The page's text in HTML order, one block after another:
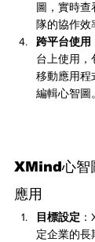
圖，實時查
隊的協作效
跨平台使用
台上使用，
移動應用程
編輯心智圖。
XMind心智
應用
目標設定
定企業的長